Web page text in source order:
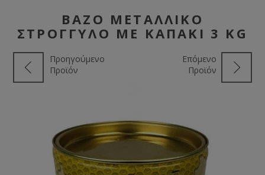
ΒΆΖΟ ΜΕΤΑΛΛΙΚΌ
ΣΤΡΟΓΓΥΛΌ ΜΕ ΚΑΠΆΚΙ 3 KG
Προηγούμενο
Προϊόν
Επόμενο
Προϊόν